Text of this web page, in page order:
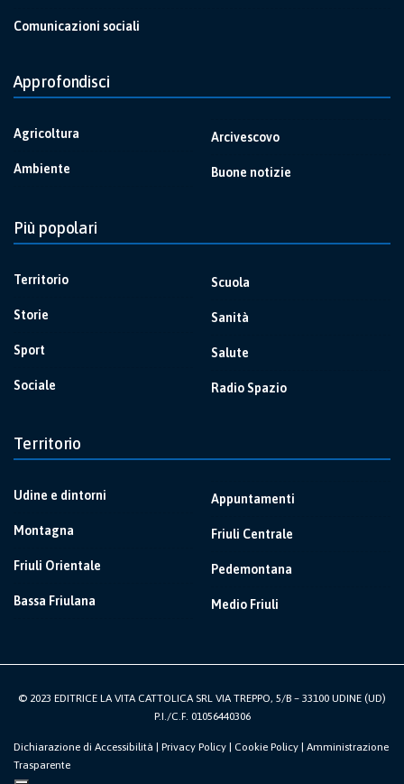
Comunicazioni sociali
Approfondisci
Agricoltura
Ambiente
Arcivescovo
Buone notizie
Più popolari
Territorio
Storie
Sport
Sociale
Scuola
Sanità
Salute
Radio Spazio
Territorio
Udine e dintorni
Montagna
Friuli Orientale
Bassa Friulana
Appuntamenti
Friuli Centrale
Pedemontana
Medio Friuli
© 2023 EDITRICE LA VITA CATTOLICA SRL VIA TREPPO, 5/B – 33100 UDINE (UD)
P.I./C.F. 01056440306
Dichiarazione di Accessibilità | Privacy Policy | Cookie Policy | Amministrazione
Trasparente